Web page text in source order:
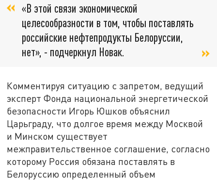
«В этой связи экономической
целесообразности в том, чтобы поставлять
российские нефтепродукты Белоруссии,
нет», - подчеркнул Новак.
Комментируя ситуацию с запретом, ведущий
эксперт Фонда национальной энергетической
безопасности Игорь Юшков объяснил
Царьграду, что долгое время между Москвой
и Минском существует
межправительственное соглашение, согласно
которому Россия обязана поставлять в
Белоруссию определенный объем